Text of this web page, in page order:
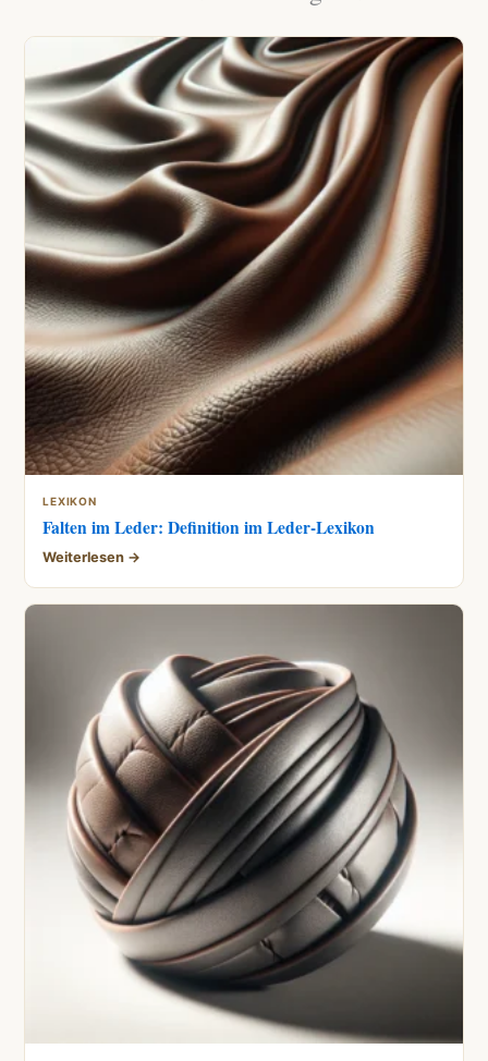
LEXIKON
Falten im Leder: Definition im Leder-Lexikon
Weiterlesen →